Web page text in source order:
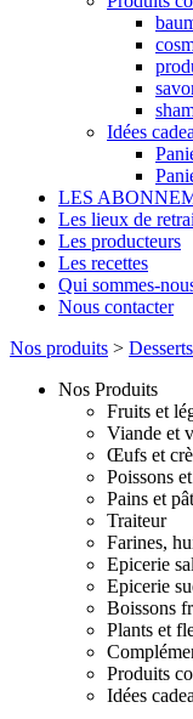
Idées
LES
Les lieux de
Les producteurs
Les recettes
Qui sommes-
Nous contacter
Nos produits >
Nos Produits
Fruits et
Viande et
Œufs et
Poissons
Pains et
Traiteur
Farines,
Epicerie
Epicerie
Boissons
Plants et
Produits
Idées